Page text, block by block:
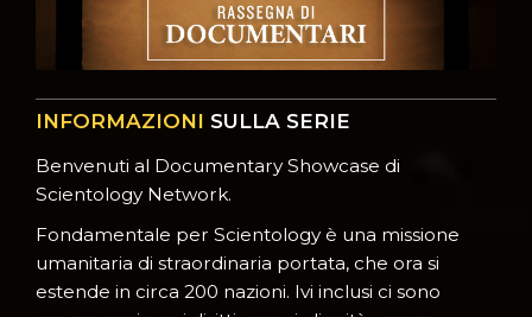
INFORMAZIONI SULLA SERIE
Benvenuti al Documentary Showcase di
Scientology Network.
Fondamentale per Scientology è una missione
umanitaria di straordinaria portata, che ora si
estende in circa 200 nazioni. Ivi inclusi ci sono